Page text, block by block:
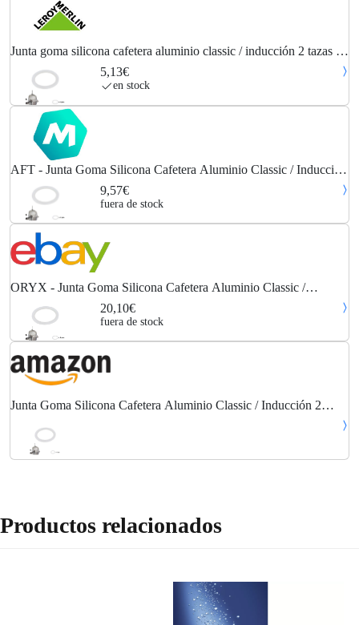
Junta goma silicona cafetera aluminio classic / inducción 2 tazas (4
5,13€
en stock
AFT - Junta Goma Silicona Cafetera Aluminio Classic / Inducción
2 Tazas (4 Unidades)
9,57€
fuera de stock
ORYX - Junta Goma Silicona Cafetera Aluminio Classic /
Inducción 2 Tazas (4 Unid
20,10€
fuera de stock
Junta Goma Silicona Cafetera Aluminio Classic / Inducción 2
Productos relacionados